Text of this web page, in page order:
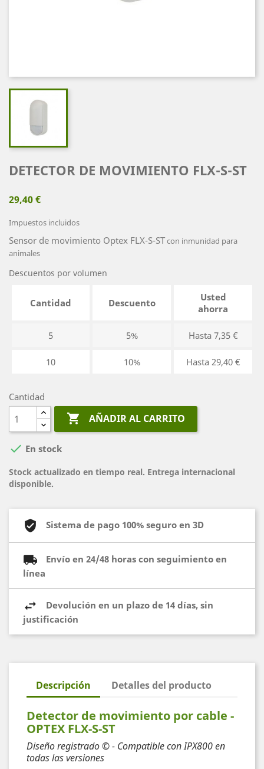
DETECTOR DE MOVIMIENTO FLX-S-ST
29,40 €
Impuestos incluidos
Sensor de movimiento Optex FLX-S-STcon inmunidad para
animales
Descuentos por volumen
Cantidad Descuento
Usted
ahorra
5 5% Hasta 7,35 €
10 10% Hasta 29,40 €
Cantidad
 AÑADIR AL CARRITO
 En stock
Stock actualizado en tiempo real. Entrega internacional
disponible.
Sistema de pago 100% seguro en 3D
Envío en 24/48 horas con seguimiento en
línea
Devolución en un plazo de 14 días, sin
justificación
Descripción Detalles del producto
Detector de movimiento por cable -
OPTEX FLX-S-ST
Diseño registrado © - Compatible con IPX800 en
todas las versiones